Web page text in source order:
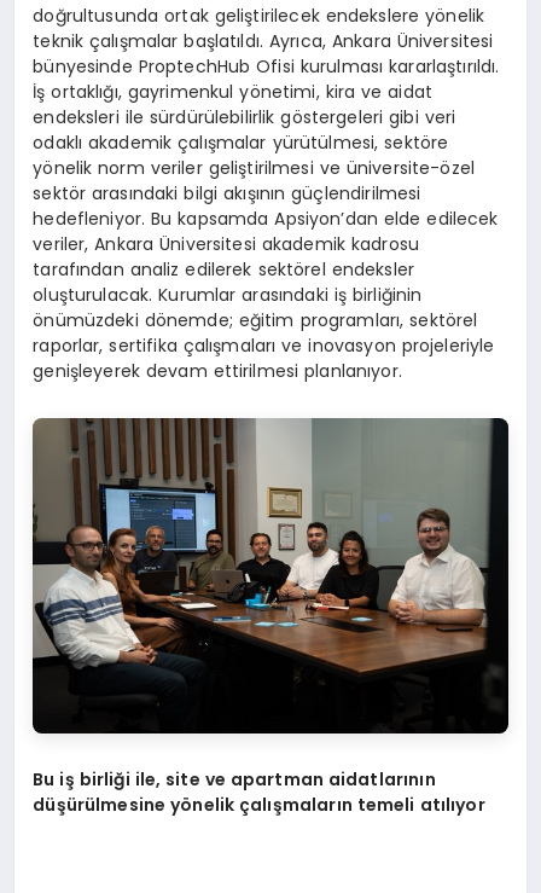
doğrultusunda ortak geliştirilecek endekslere yönelik
teknik çalışmalar başlatıldı. Ayrıca, Ankara Üniversitesi
bünyesinde ProptechHub Ofisi kurulması kararlaştırıldı.
İş ortaklığı, gayrimenkul yönetimi, kira ve aidat
endeksleri ile sürdürülebilirlik göstergeleri gibi veri
odaklı akademik çalışmalar yürütülmesi, sektöre
yönelik norm veriler geliştirilmesi ve üniversite-özel
sektör arasındaki bilgi akışının güçlendirilmesi
hedefleniyor. Bu kapsamda Apsiyon’dan elde edilecek
veriler, Ankara Üniversitesi akademik kadrosu
tarafından analiz edilerek sektörel endeksler
oluşturulacak. Kurumlar arasındaki iş birliğinin
önümüzdeki dönemde; eğitim programları, sektörel
raporlar, sertifika çalışmaları ve inovasyon projeleriyle
genişleyerek devam ettirilmesi planlanıyor.
Bu iş birliği ile, site ve apartman aidatlarının
düşürülmesine yönelik çalışmaların temeli atılıyor